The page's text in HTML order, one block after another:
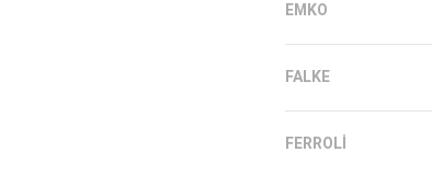
EMKO
FALKE
FERROLI